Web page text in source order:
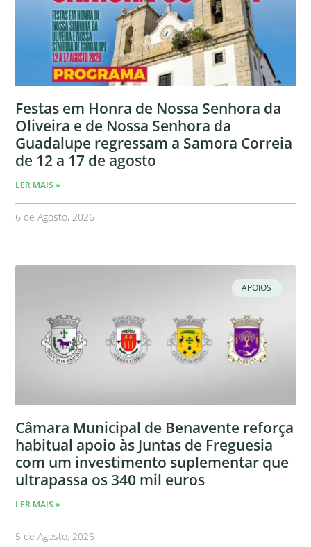
Festas em Honra de Nossa Senhora da
Oliveira e de Nossa Senhora da
Guadalupe regressam a Samora Correia
de 12 a 17 de agosto
LER MAIS »
6 de Agosto, 2026
APOIOS
Câmara Municipal de Benavente reforça
habitual apoio às Juntas de Freguesia
com um investimento suplementar que
ultrapassa os 340 mil euros
LER MAIS »
5 de Agosto, 2026